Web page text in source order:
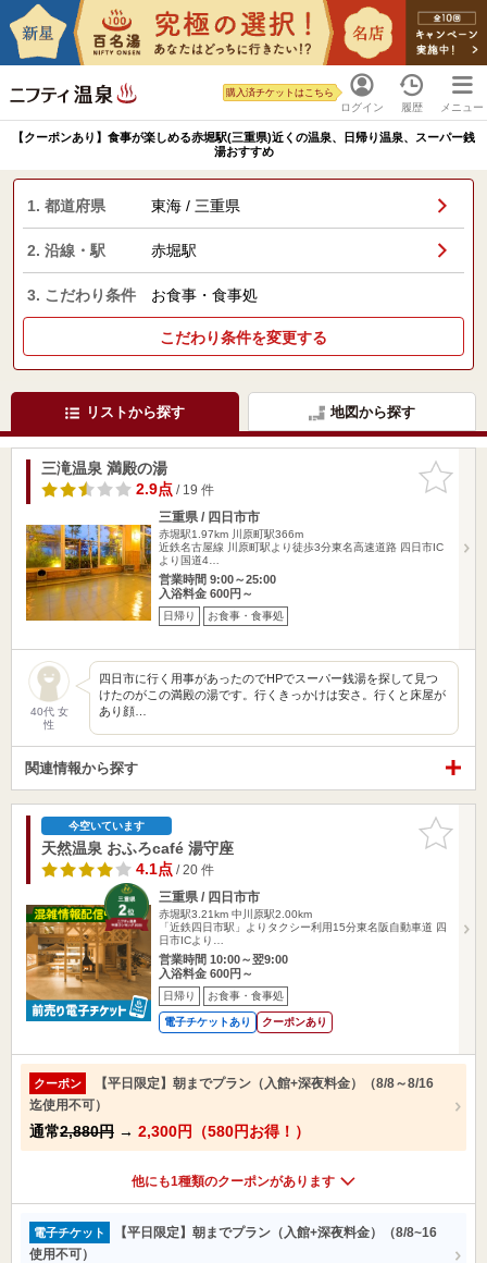
ログイン
購入済チケットはこちら
履歴 メニュー
【クーポンあり】食事が楽しめる赤堀駅(三重県)近くの温泉、日帰り温泉、スーパー銭
湯おすすめ
1. 都道府県 東海 / 三重県
2. 沿線・駅 赤堀駅
3. こだわり条件 お食事・食事処
こだわり条件を変更する
リストから探す 地図から探す
お気に入
りに追加
三滝温泉 満殿の湯
2.9点/ 19 件
三重県 / 四日市市
赤堀駅1.97km
川原町駅366m
近鉄名古屋線 川原町駅より徒歩3分東名高速道路 四日市IC
より国道4…
営業時間 9:00～25:00
入浴料金 600円～
日帰り お食事・食事処
40代 女
性
四日市に行く用事があったのでHPでスーパー銭湯を探して見つ
けたのがこの満殿の湯です。行くきっかけは安さ。行くと床屋が
あり顔…
関連情報から探す
お気に入
りに追加
今空いています
天然温泉 おふろcafé 湯守座
4.1点/ 20 件
三重県 / 四日市市
赤堀駅3.21km 中川原駅2.00km
「近鉄四日市駅」よりタクシー利用15分東名阪自動車道 四
日市ICより…
営業時間 10:00～翌9:00
入浴料金 600円～
日帰り お食事・食事処
電子チケットあり クーポンあり
クーポン
【平日限定】朝までプラン（入館+深夜料金）（8/8～8/16
迄使用不可）
通常2,880円 → 2,300円（580円お得！）
他にも1種類のクーポンがあります
電子チケット
【平日限定】朝までプラン（入館+深夜料金）（8/8~16
使用不可）